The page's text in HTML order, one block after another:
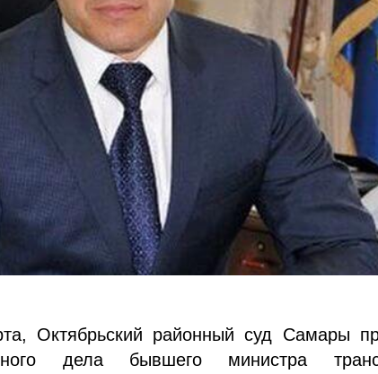
Октябрьский районный суд Самары
дела бывшего министра